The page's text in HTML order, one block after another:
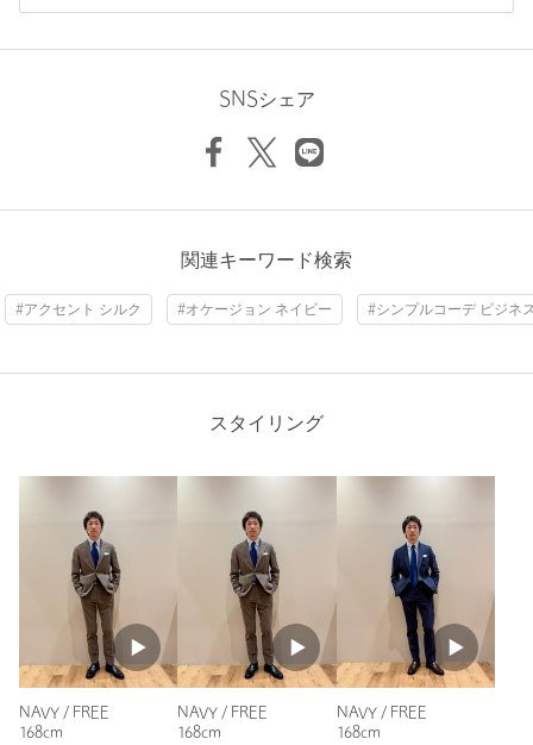
============================
場合は、使用前に必ずご確認ください。
※商品の色味の目安は、商品単体の画像をご参照ください。
店舗へお問い合わせの際は、全国のgreen label relaxing各店舗ま
で下記の品名/品番をお申し付けください。
商品詳細
注文キャンセル 対象商品
返品等について
対象外商品 裾上げについて
カテゴリー ファッション雑貨 ネクタイ / ボウタイ
サイズ FREE
素材 シルク100％
購入カラー：DK.BROWN
ダークブラウンのスーツに合わせる為購入しました。
年代：40代前半
身長：169cm
参考になった
能を保証するものではありません。
もっと見る
SNSシェア
関連キーワード検索
#アクセント シルク #オケージョン ネイビー #シンプルコーデ ビジネ
スタイリング
NAVY / FREE
168cm
NAVY / FREE
168cm
NAVY / FREE
168cm